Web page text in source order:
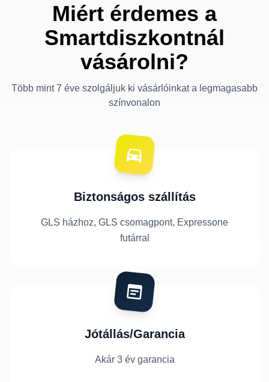
Miért érdemes a
Smartdiszkontnál
vásárolni?
Több mint 7 éve szolgáljuk ki vásárlóinkat a legmagasabb
színvonalon
Biztonságos szállítás
GLS házhoz, GLS csomagpont, Expressone
futárral
Jótállás/Garancia
Akár 3 év garancia